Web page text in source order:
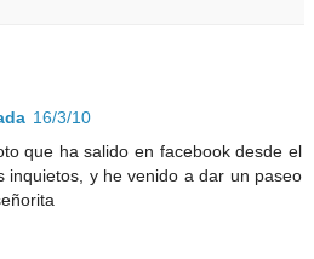
16/3/10
que ha salido en facebook desde el
inquietos, y he venido a dar un paseo